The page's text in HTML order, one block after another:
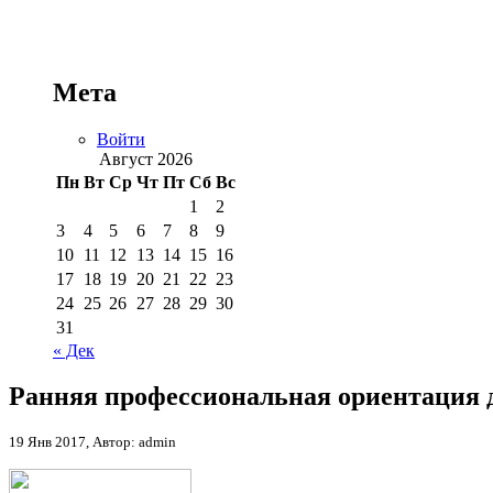
Мета
Войти
Август 2026
Пн Вт Ср Чт Пт Сб Вс
1
2
3
4 5 6 7 8
9
10 11 12 13 14 15 16
17 18 19 20 21 22 23
24 25 26 27 28 29 30
31
« Дек
Ранняя профессиональная
19 Янв 2017, Автор: admin